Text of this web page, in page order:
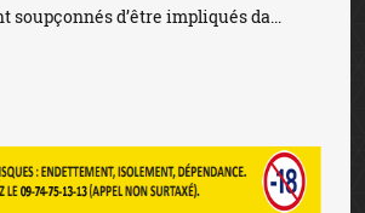
soupçonnés d’être impliqués da...